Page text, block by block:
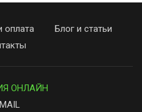
оплата
Блог и статьи
ОНЛАЙН